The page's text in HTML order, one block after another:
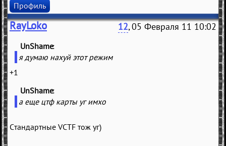
Профиль
RayLoko 12, 05 Февраля 11 10:02
UnShame
я думаю нахуй этот режим
+1
UnShame
а еще цтф карты уг имхо
Стандартные VCTF тож уг)